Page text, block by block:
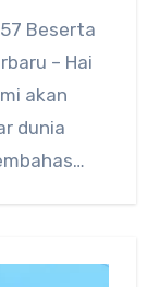
Beserta
– Hai
akan
dunia